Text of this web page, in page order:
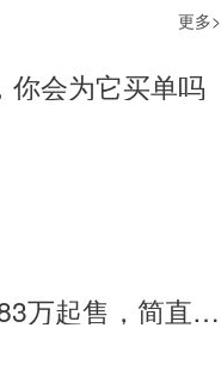
更多>
你会为它买单吗
奔驰GLA狂降8.85万元，18.83万起售，简直不要太香